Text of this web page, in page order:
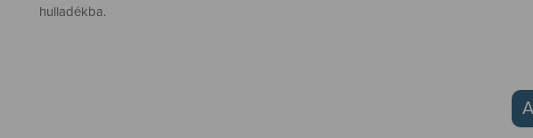
hulladékba.